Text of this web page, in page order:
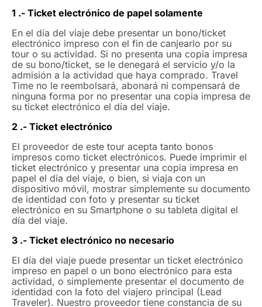
1 .- Ticket electrónico de papel solamente
En el día del viaje debe presentar un bono/ticket
electrónico impreso con el fin de canjearlo por su
tour o su actividad. Si no presenta una copia impresa
de su bono/ticket, se le denegará el servicio y/o la
admisión a la actividad que haya comprado. Travel
Time no le reembolsará, abonará ni compensará de
ninguna forma por no presentar una copia impresa de
su ticket electrónico el día del viaje.
2 .- Ticket electrónico
El proveedor de este tour acepta tanto bonos
impresos como ticket electrónicos. Puede imprimir el
ticket electrónico y presentar una copia impresa en
papel el día del viaje, o bien, si viaja con un
dispositivo móvil, mostrar simplemente su documento
de identidad con foto y presentar su ticket
electrónico en su Smartphone o su tableta digital el
día del viaje.
3 .- Ticket electrónico no necesario
El día del viaje puede presentar un ticket electrónico
impreso en papel o un bono electrónico para esta
actividad, o simplemente presentar el documento de
identidad con la foto del viajero principal (Lead
Traveler). Nuestro proveedor tiene constancia de su